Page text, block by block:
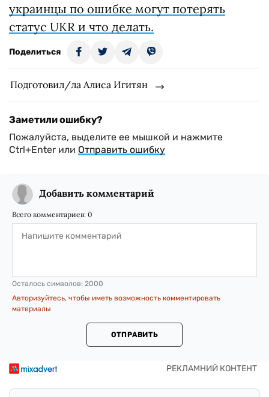
украинцы по ошибке могут потерять
статус UKR и что делать.
Поделиться
Подготовил/ла Алиса Игитян
Заметили ошибку?
Пожалуйста, выделите ее мышкой и нажмите
Ctrl+Enter или Отправить ошибку
Добавить комментарий
Всего комментариев: 0
Осталось символов: 2000
Авторизуйтесь, чтобы иметь возможность комментировать
материалы
ОТПРАВИТЬ